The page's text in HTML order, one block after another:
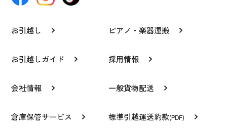
お引越し ピアノ・楽器運搬
お引越しガイド 採用情報
会社情報 一般貨物配送
倉庫保管サービス 標準引越運送約款(PDF)